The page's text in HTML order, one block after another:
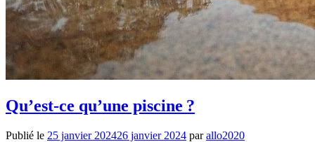
Qu’est-ce qu’une piscine ?
Publié le 25 janvier 202426 janvier 2024 parallo2020